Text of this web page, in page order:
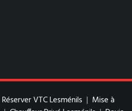
Réserver VTC Lesménils | Mise à